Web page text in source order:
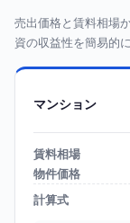
売出価格と賃料相場
資の収益性を簡易的
マンション
賃料相場
物件価格
計算式